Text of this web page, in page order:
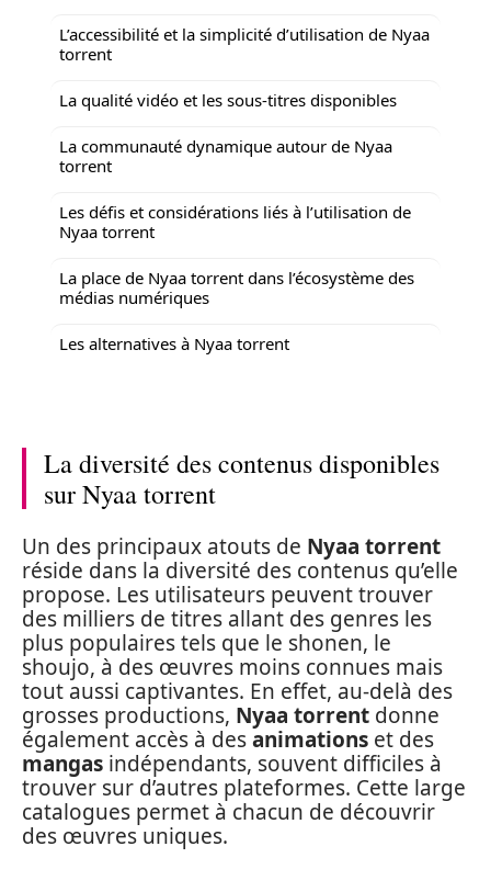
L’accessibilité et la simplicité d’utilisation de Nyaa
torrent
La qualité vidéo et les sous-titres disponibles
La communauté dynamique autour de Nyaa
torrent
Les défis et considérations liés à l’utilisation de
Nyaa torrent
La place de Nyaa torrent dans l’écosystème des
médias numériques
Les alternatives à Nyaa torrent
La diversité des contenus disponibles
sur Nyaa torrent
Un des principaux atouts de Nyaa torrent
réside dans la diversité des contenus qu’elle
propose. Les utilisateurs peuvent trouver
des milliers de titres allant des genres les
plus populaires tels que le shonen, le
shoujo, à des œuvres moins connues mais
tout aussi captivantes. En effet, au-delà des
grosses productions, Nyaa torrent donne
également accès à desanimations et des
mangas indépendants, souvent difficiles à
trouver sur d’autres plateformes. Cette large
catalogues permet à chacun de découvrir
des œuvres uniques.